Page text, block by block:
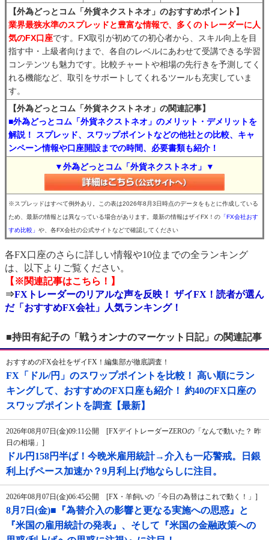
【外為どっとコム「外貨ネクストネオ」のおすすめポイント】
業界最狭水準のスプレッドと豊富な情報で、多くのトレーダーに人
気のFX口座です。FX取引が初めての初心者から、スキル向上を目
指す中・上級者向けまで、各自のレベルにあわせて受講できる学習
コンテンツも魅力です。比較チャートや相場の先行きを予測してく
れる機能など、取引をサポートしてくれるツールも充実していま
す。
【外為どっとコム「外貨ネクストネオ」の関連記事】
■外為どっとコム「外貨ネクストネオ」のメリット・デメリットを
解説！ スプレッド、スワップポイントなどの他社との比較、キャ
ンペーン情報や口座開設までの時間、必要書類も紹介！
▼外為どっとコム「外貨ネクストネオ」▼
※スプレッドはすべて例外あり。この表は2026年8月3日時点のデータをもとに作成している
ため、最新の情報とは異なっている場合があります。最新の情報はザイFX！の 「FX会社おす
すめ比較」 や、各FX会社の公式サイトなどで確認してください
各FX口座のさらに詳しい情報や10位までの全ランキング
は、以下よりご覧ください。
【※関連記事はこちら！】
⇒FXトレーダーのリアルな声を反映！ ザイFX！読者が選ん
だ「おすすめFX会社」人気ランキング！
■持田有紀子の「戦うオンナのマーケット日記」の関連記事
おすすめのFX会社をザイFX！編集部が徹底調査！
FX「ドル/円」のスワップポイントを比較！ 高い順にラン
キングして、おすすめのFX口座も紹介！ 約40のFX口座の
スワップポイントを調査【最新】
2026年08月07日(金)09:11公開 [FXデイトレーダーZEROの「なんで動いた？ 昨
日の相場」]
ドル円158円半ば！今晩米雇用統計→介入も一応警戒。日銀
利上げペース加速か？9月利上げ地ならしに注目。
2026年08月07日(金)06:45公開 [FX・羊飼いの「今日の為替はこれで動く！」]
8月7日(金)■『為替介入の影響と更なる実施への思惑』と
『米国の雇用統計の発表』、そして『米国の金融政策への